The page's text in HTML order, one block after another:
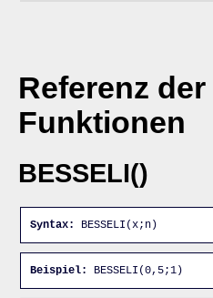
Referenz
Funktionen
BESSELI()
Syntax: BESSELI(x;n)
Beispiel: BESSELI(0,5;1)